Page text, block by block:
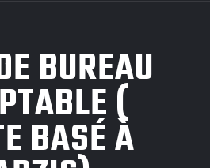
BUREAU
(
BASÉ À